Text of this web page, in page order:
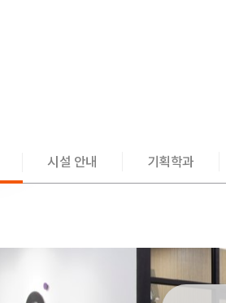
시설 안내 기획학과